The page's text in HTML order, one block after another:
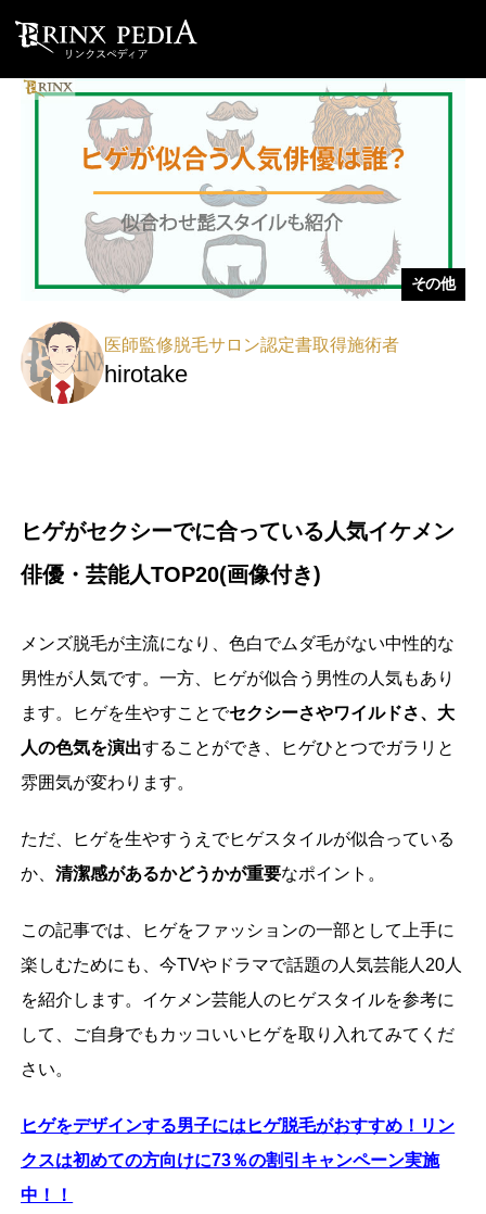
その他
医師監修脱毛サロン認定書取得施術者
hirotake
ヒゲがセクシーでに合っている人気イケメン
俳優・芸能人TOP20(画像付き)
メンズ脱毛が主流になり、色白でムダ毛がない中性的な
男性が人気です。一方、ヒゲが似合う男性の人気もあり
ます。ヒゲを生やすことでセクシーさやワイルドさ、大
人の色気を演出することができ、ヒゲひとつでガラリと
雰囲気が変わります。
ただ、ヒゲを生やすうえでヒゲスタイルが似合っている
か、清潔感があるかどうかが重要なポイント。
この記事では、ヒゲをファッションの一部として上手に
楽しむためにも、今TVやドラマで話題の人気芸能人20人
を紹介します。イケメン芸能人のヒゲスタイルを参考に
して、ご自身でもカッコいいヒゲを取り入れてみてくだ
さい。
ヒゲをデザインする男子にはヒゲ脱毛がおすすめ！リン
クスは初めての方向けに73％の割引キャンペーン実施
中！！